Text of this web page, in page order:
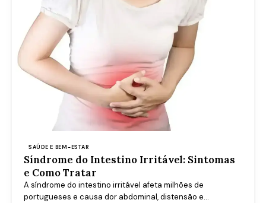
SAÚDE E BEM-ESTAR
Síndrome do Intestino Irritável: Sintomas
e Como Tratar
A síndrome do intestino irritável afeta milhões de
portugueses e causa dor abdominal, distensão e